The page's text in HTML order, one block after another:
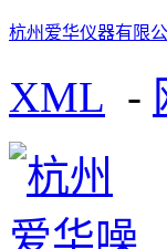
杭州爱华仪器有限
XML -